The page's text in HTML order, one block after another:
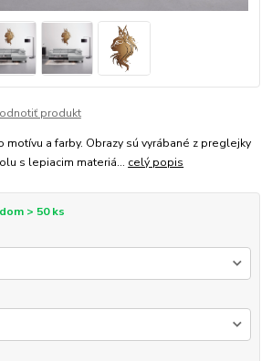
produkt
motívu a farby. Obrazy sú vyrábané z preglejky
s lepiacim materiá... celý popis
> 50 ks